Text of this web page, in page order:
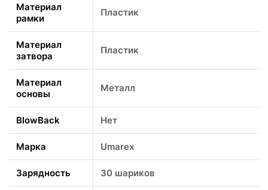
Материал
рамки
Пластик
Материал
затвора
Пластик
Материал
основы
Металл
BlowBack Нет
Марка Umarex
Зарядность 30 шариков